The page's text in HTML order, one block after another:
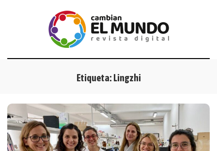
Etiqueta: Lingzhi